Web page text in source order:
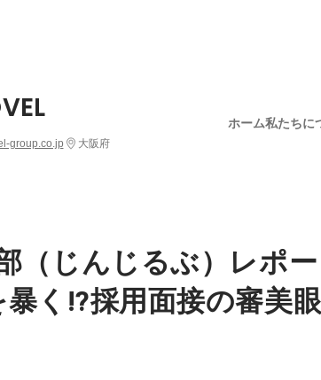
group.co.jp 大阪府
ホーム私たちに
（じんじるぶ）レポ
く⁉️採用面接の審美